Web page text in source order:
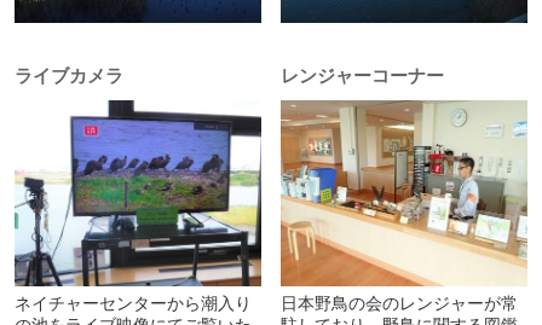
ライブカメラ
ネイチャーセンターから潮入り
レンジャーコーナー
日本野鳥の会のレンジャーが常